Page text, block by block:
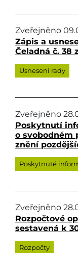
Zveřejněno
Zápis a
Čeladná č. 38
Usnesení rady
Zveřejněno
Poskytnutí
o svobodném
znění
Poskytnuté
Zveřejněno
Rozpočtové
sestavená k
Rozpočty